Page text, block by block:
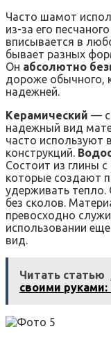
Часто шамот
из-за его
вписывается в
бывает разных
Он абсолютно
дороже обычного,
надежней.
Керамический —
надежный вид
часто используют
конструкций.
Состоит из глины
которые создают
удерживать
без сколов.
превосходно
использовании
вид.
Читать статью
своими